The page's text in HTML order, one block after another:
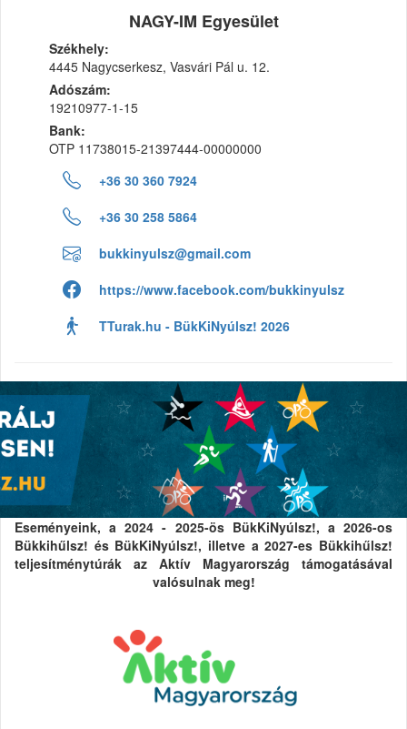
NAGY-IM Egyesület
Székhely:
4445 Nagycserkesz, Vasvári Pál u. 12.
Adószám:
19210977-1-15
Bank:
OTP 11738015-21397444-00000000
+36 30 360 7924
+36 30 258 5864
bukkinyulsz@gmail.com
https://www.facebook.com/bukkinyulsz
TTurak.hu - BükKiNyúlsz! 2026
Eseményeink, a 2024 - 2025-ös BükKiNyúlsz!, a 2026-os
Bükkihűlsz! és BükKiNyúlsz!, illetve a 2027-es Bükkihűlsz!
teljesítménytúrák az Aktív Magyarország támogatásával
valósulnak meg!